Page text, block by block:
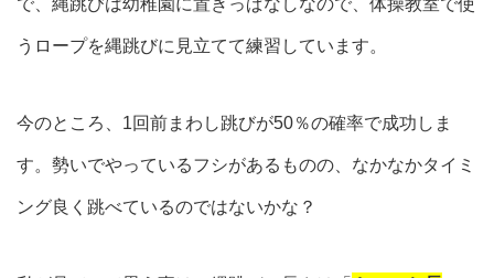
うロープを縄跳びに見立てて練習しています。
今のところ、1回前まわし跳びが50％の確率で成功しま
す。勢いでやっているフシがあるものの、なかなかタイミ
ング良く跳べているのではないかな？